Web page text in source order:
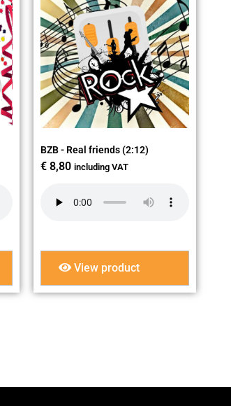
BZB - Real friends (2:12)
€ 8,80 including VAT
View product